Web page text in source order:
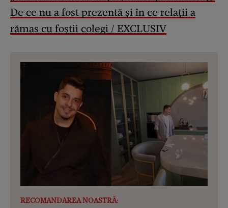
De ce nu a fost prezentă și în ce relații a
rămas cu foștii colegi / EXCLUSIV
RECOMANDAREA NOASTRĂ: